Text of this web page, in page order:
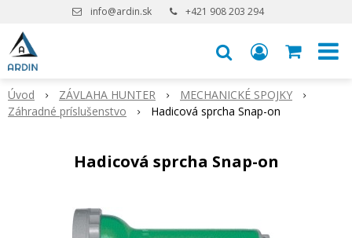
info@ardin.sk +421 908 203 294
Úvod ZÁVLAHA HUNTER
MECHANICKÉ SPOJKY
Záhradné príslušenstvo
Hadicová sprcha Snap-on
Hadicová sprcha Snap-on